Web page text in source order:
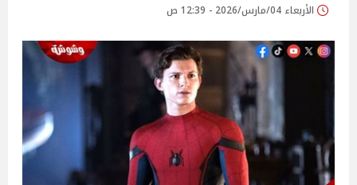
الأربعاء 04/مارس/2026 - 12:39 ص